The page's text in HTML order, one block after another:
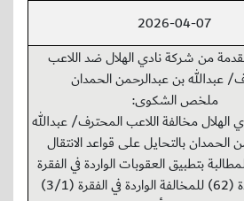
2026-04-07
من شركة نادي الهلال ضد اللاعب
عبدالله بن عبدالرحمن الحمدان
ملخص الشكوى:
الهلال مخالفة اللاعب المحترف/ عبدالله
الحمدان بالتحايل على قواعد الانتقال
بتطبيق العقوبات الواردة في الفقرة
(2) من المادة (62) للمخالفة الواردة في الفقرة (3/1)